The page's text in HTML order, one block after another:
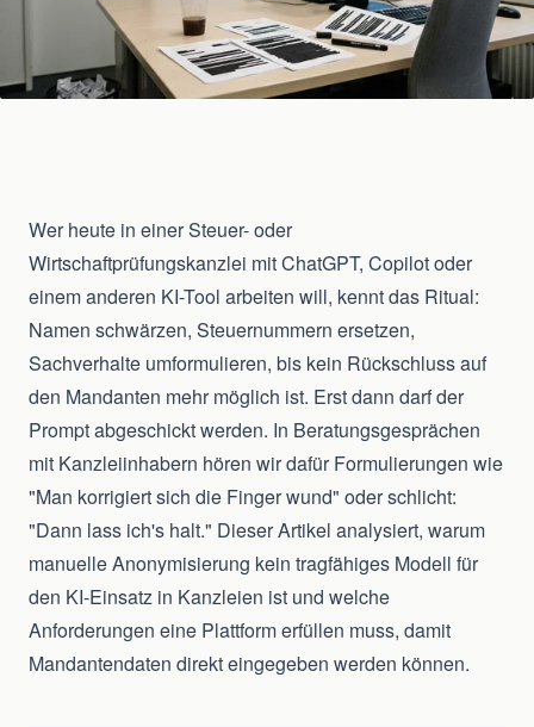
Wer heute in einer Steuer- oder
Wirtschaftprüfungskanzlei mit ChatGPT, Copilot oder
einem anderen KI-Tool arbeiten will, kennt das Ritual:
Namen schwärzen, Steuernummern ersetzen,
Sachverhalte umformulieren, bis kein Rückschluss auf
den Mandanten mehr möglich ist. Erst dann darf der
Prompt abgeschickt werden. In Beratungsgesprächen
mit Kanzleiinhabern hören wir dafür Formulierungen wie
"Man korrigiert sich die Finger wund" oder schlicht:
"Dann lass ich's halt." Dieser Artikel analysiert, warum
manuelle Anonymisierung kein tragfähiges Modell für
den KI-Einsatz in Kanzleien ist und welche
Anforderungen eine Plattform erfüllen muss, damit
Mandantendaten direkt eingegeben werden können.